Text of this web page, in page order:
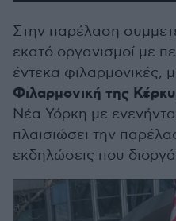
Στην παρέλαση
εκατό οργανισμοί με
έντεκα φιλαρμονικές,
Φιλαρμονική της
Νέα Υόρκη με
πλαισιώσει την
εκδηλώσεις που